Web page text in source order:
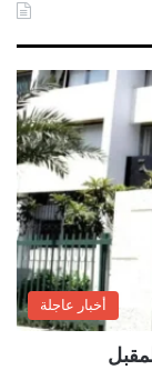
أخبار عاجلة